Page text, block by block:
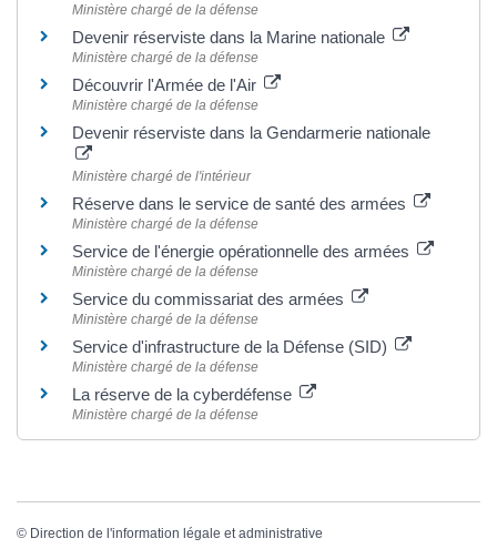
Ministère chargé de la défense
Devenir réserviste dans la Marine nationale
Ministère chargé de la défense
Découvrir l'Armée de l'Air
Ministère chargé de la défense
Devenir réserviste dans la Gendarmerie nationale
Ministère chargé de l'intérieur
Réserve dans le service de santé des armées
Ministère chargé de la défense
Service de l'énergie opérationnelle des armées
Ministère chargé de la défense
Service du commissariat des armées
Ministère chargé de la défense
Service d'infrastructure de la Défense (SID)
Ministère chargé de la défense
La réserve de la cyberdéfense
Ministère chargé de la défense
© Direction de l'information légale et administrative